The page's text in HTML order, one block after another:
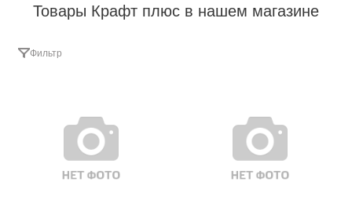
Товары Крафт плюс в нашем магазине
Фильтр